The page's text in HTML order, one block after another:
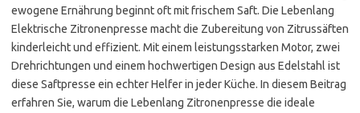
ewogene Ernährung beginnt oft mit frischem Saft. Die Lebenlang
Elektrische Zitronenpresse macht die Zubereitung von Zitrussäften
kinderleicht und effizient. Mit einem leistungsstarken Motor, zwei
Drehrichtungen und einem hochwertigen Design aus Edelstahl ist
diese Saftpresse ein echter Helfer in jeder Küche. In diesem Beitrag
erfahren Sie, warum die Lebenlang Zitronenpresse die ideale